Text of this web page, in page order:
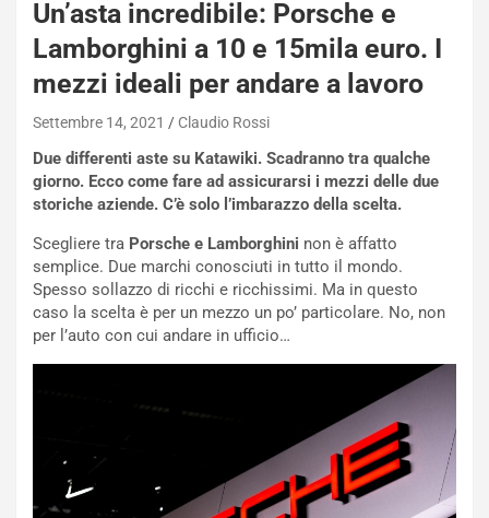
Un’asta incredibile: Porsche e
Lamborghini a 10 e 15mila euro. I
mezzi ideali per andare a lavoro
Settembre 14, 2021 Claudio Rossi
Due differenti aste su Katawiki. Scadranno tra qualche
giorno. Ecco come fare ad assicurarsi i mezzi delle due
storiche aziende. C’è solo l’imbarazzo della scelta.
Scegliere tra Porsche e Lamborghini non è affatto
semplice. Due marchi conosciuti in tutto il mondo.
Spesso sollazzo di ricchi e ricchissimi. Ma in questo
caso la scelta è per un mezzo un po’ particolare. No, non
per l’auto con cui andare in ufficio…